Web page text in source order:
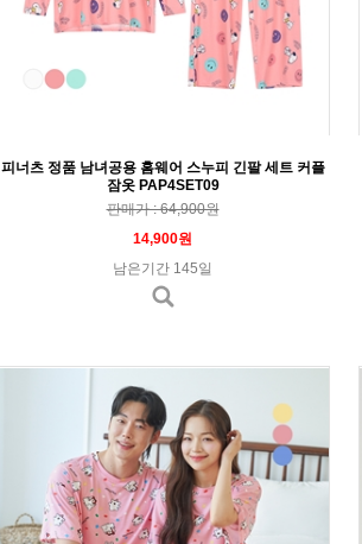
피너츠 정품 남녀공용 홈웨어 스누피 긴팔 세트 커플
잠옷 PAP4SET09
판매가 : 64,900원
14,900원
남은기간 145일